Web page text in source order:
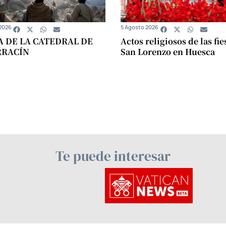
DE LA CATEDRAL DE
Actos religiosos de las
San Lorenzo en Huesca
5 Agosto 2026
Te puede interesar